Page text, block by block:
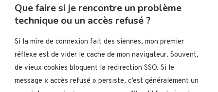
Que faire si je rencontre un problème
technique ou un accès refusé ?
Si la mire de connexion fait des siennes, mon premier
réflexe est de vider le cache de mon navigateur. Souvent,
de vieux cookies bloquent la redirection SSO. Si le
message « accès refusé » persiste, c’est généralement un